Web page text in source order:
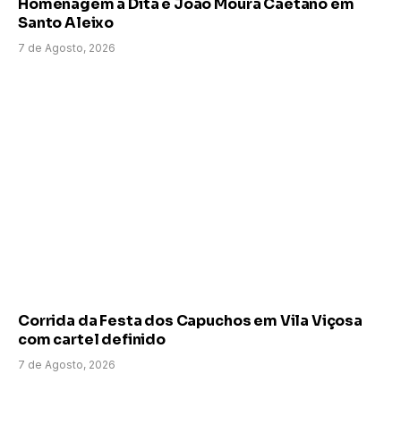
Homenagem a Dita e João Moura Caetano em
Santo Aleixo
7 de Agosto, 2026
Corrida da Festa dos Capuchos em Vila Viçosa
com cartel definido
7 de Agosto, 2026